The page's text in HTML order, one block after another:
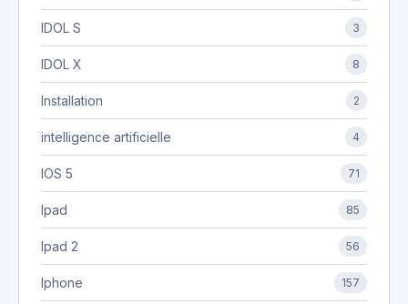
IDOL S 3
IDOL X 8
Installation 2
intelligence artificielle 4
IOS 5 71
Ipad 85
Ipad 2 56
Iphone 157